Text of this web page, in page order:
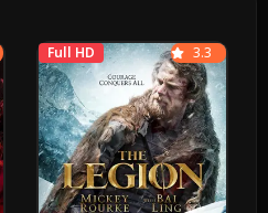
Full HD 3.3